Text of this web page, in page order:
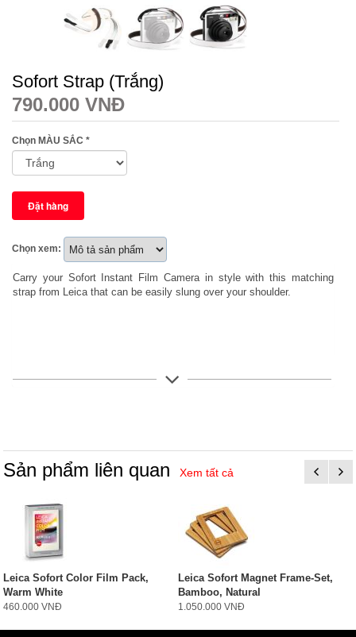
Sofort Strap (Trắng)
790.000 VNĐ
Chọn MÀU SẮC *
Chọn xem:
Carry your Sofort Instant Film Camera in style with this matching
strap from Leicathat can be easily slung over your shoulder.
Sản phẩm liên quan Xem tất cả
Leica Sofort Color Film Pack,
Warm White
460.000 VNĐ
Leica Sofort Magnet Frame-Set,
Bamboo, Natural
1.050.000 VNĐ